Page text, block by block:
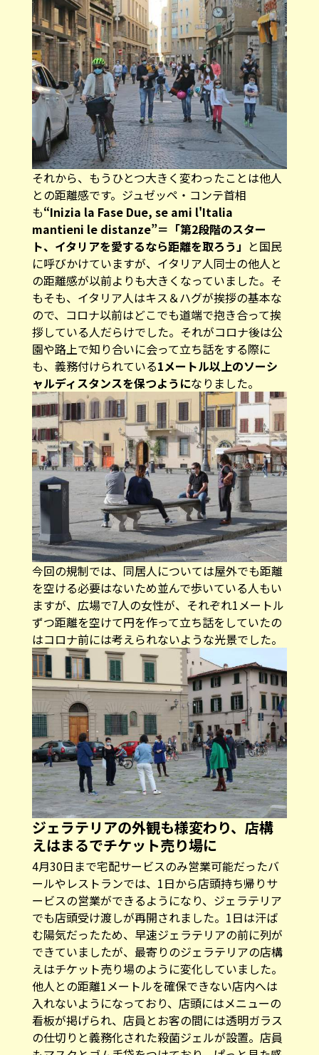
それから、もうひとつ大きく変わったことは他人
との距離感です。ジュゼッペ・コンテ首相
も“Inizia la Fase Due, se ami l'Italia
mantieni le distanze”＝「第2段階のスター
ト、イタリアを愛するなら距離を取ろう」 と国民
に呼びかけていますが、イタリア人同士の他人と
の距離感が以前よりも大きくなっていました。そ
もそも、イタリア人はキス＆ハグが挨拶の基本な
ので、コロナ以前はどこでも道端で抱き合って挨
拶している人だらけでした。それがコロナ後は公
園や路上で知り合いに会って立ち話をする際に
も、義務付けられている1メートル以上のソーシ
ャルディスタンスを保つようになりました。
今回の規制では、同居人については屋外でも距離
を空ける必要はないため並んで歩いている人もい
ますが、広場で7人の女性が、それぞれ1メートル
ずつ距離を空けて円を作って立ち話をしていたの
はコロナ前には考えられないような光景でした。
ジェラテリアの外観も様変わり、店構
えはまるでチケット売り場に
4月30日まで宅配サービスのみ営業可能だったバ
ールやレストランでは、1日から店頭持ち帰りサ
ービスの営業ができるようになり、ジェラテリア
でも店頭受け渡しが再開されました。1日は汗ば
む陽気だったため、早速ジェラテリアの前に列が
できていましたが、最寄りのジェラテリアの店構
えはチケット売り場のように変化していました。
他人との距離1メートルを確保できない店内へは
入れないようになっており、店頭にはメニューの
看板が掲げられ、店員とお客の間には透明ガラス
の仕切りと義務化された殺菌ジェルが設置。店員